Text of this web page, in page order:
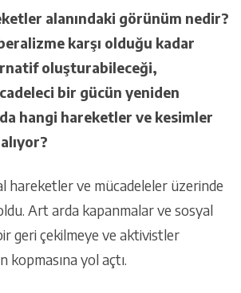
alanındaki görünüm nedir?
karşı olduğu kadar
oluşturabileceği,
bir gücün yeniden
hangi hareketler ve kesimler
hareketler ve mücadeleler üzerinde
Art arda kapanmalar ve sosyal
geri çekilmeye ve aktivistler
kopmasına yol açtı.